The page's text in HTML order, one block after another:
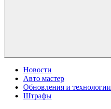
Новости
Авто мастер
Обновления и технологии
Штрафы